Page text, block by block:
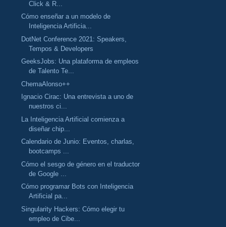
Click & R...
Cómo enseñar a un modelo de
Inteligencia Artificia...
DotNet Conference 2021: Speakers,
Tempos & Developers
GeeksJobs: Una plataforma de empleos
de Talento Te...
ChemaAlonso++
Ignacio Cirac: Una entrevista a uno de
nuestros ci...
La Inteligencia Artificial comienza a
diseñar chip...
Calendario de Junio: Eventos, charlas,
bootcamps ...
Cómo el sesgo de género en el traductor
de Google ...
Cómo programar Bots con Inteligencia
Artificial pa...
Singularity Hackers: Cómo elegir tu
empleo de Cibe...